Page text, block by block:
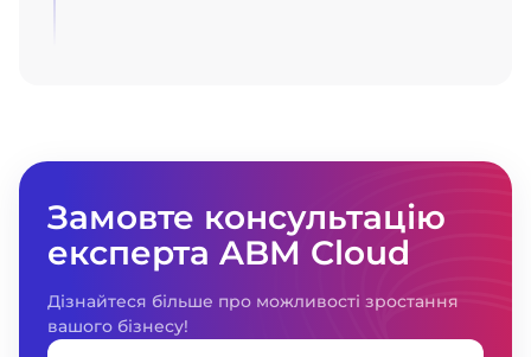
Замовте консультацію
експерта ABM Cloud
Дізнайтеся більше про можливості зростання
вашого бізнесу!